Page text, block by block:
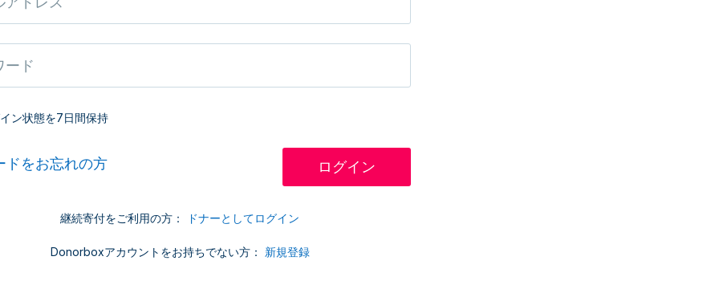
ン状態を7日間保持
ドをお忘れの方
継続寄付をご利用の方： ドナーとしてログイン
Donorboxアカウントをお持ちでない方： 新規登録